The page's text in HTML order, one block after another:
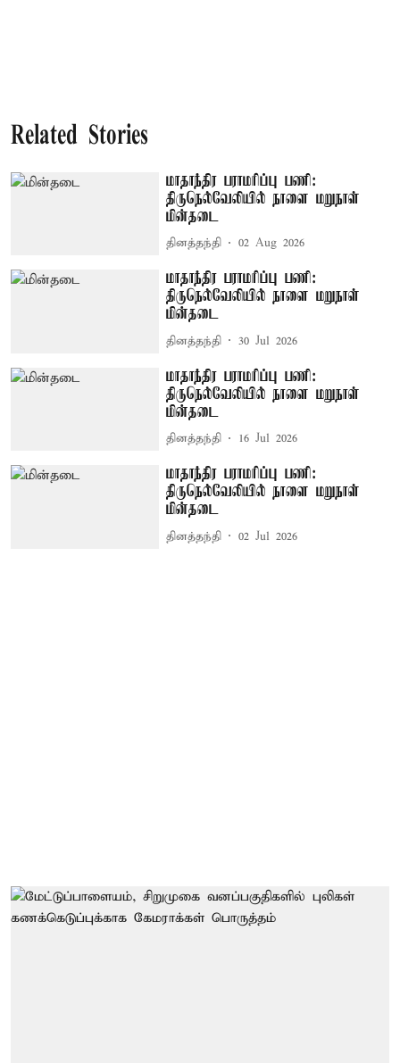
Related Stories
மாதாந்திர பராமரிப்பு பணி:
திருநெல்வேலியில் நாளை மறுநாள்
மின்தடை
தினத்தந்தி 02 Aug 2026
மாதாந்திர பராமரிப்பு பணி:
திருநெல்வேலியில் நாளை மறுநாள்
மின்தடை
தினத்தந்தி 30 Jul 2026
மாதாந்திர பராமரிப்பு பணி:
திருநெல்வேலியில் நாளை மறுநாள்
மின்தடை
தினத்தந்தி 16 Jul 2026
மாதாந்திர பராமரிப்பு பணி:
திருநெல்வேலியில் நாளை மறுநாள்
மின்தடை
தினத்தந்தி 02 Jul 2026